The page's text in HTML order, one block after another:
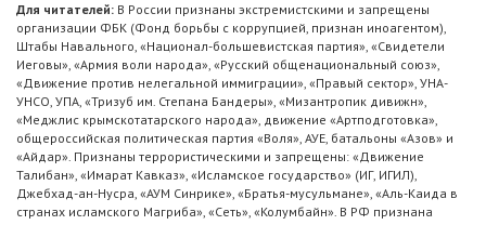
Для читателей: В России признаны экстремистскими и запрещены
организации ФБК (Фонд борьбы с коррупцией, признан иноагентом),
Штабы Навального, «Национал-большевистская партия», «Свидетели
Иеговы», «Армия воли народа», «Русский общенациональный союз»,
«Движение против нелегальной иммиграции», «Правый сектор», УНА-
УНСО, УПА, «Тризуб им. Степана Бандеры», «Мизантропик дивижн»,
«Меджлис крымскотатарского народа», движение «Артподготовка»,
общероссийская политическая партия «Воля», АУЕ, батальоны «Азов» и
«Айдар». Признаны террористическими и запрещены: «Движение
Талибан», «Имарат Кавказ», «Исламское государство» (ИГ, ИГИЛ),
Джебхад-ан-Нусра, «АУМ Синрике», «Братья-мусульмане», «Аль-Каида в
странах исламского Магриба», «Сеть», «Колумбайн». В РФ признана